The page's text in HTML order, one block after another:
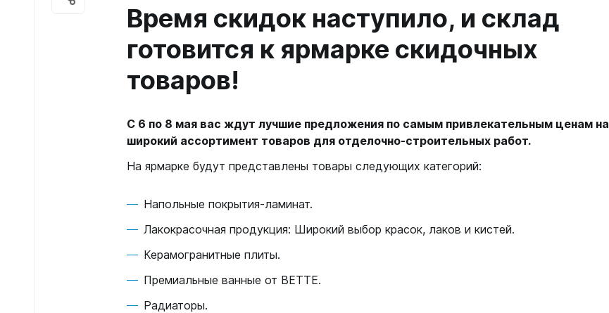
Время скидок наступило, и склад
готовится к ярмарке скидочных
товаров!
С 6 по 8 мая вас ждут лучшие предложения по самым привлекательным ценам на
широкий ассортимент товаров для отделочно-строительных работ.
На ярмарке будут представлены товары следующих категорий:
Напольные покрытия-ламинат.
Лакокрасочная продукция: Широкий выбор красок, лаков и кистей.
Керамогранитные плиты.
Премиальные ванные от BETTE.
Радиаторы.